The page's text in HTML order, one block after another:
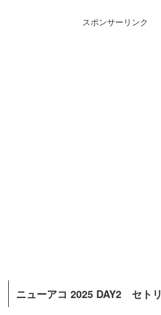
スポンサーリンク
ニューアコ 2025 DAY2 セトリ